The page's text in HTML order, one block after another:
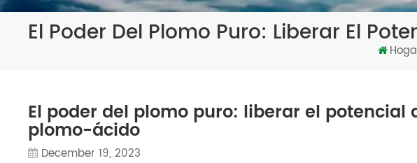
El Poder Del Plomo Puro: Liberar El
El poder del plomo puro: liberar el potencial
plomo-ácido
December 19, 2023